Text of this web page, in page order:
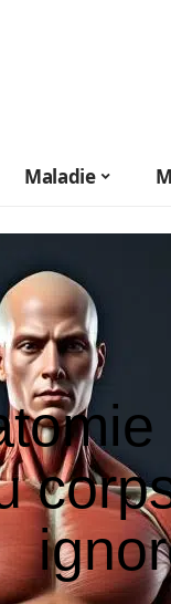
Maladie